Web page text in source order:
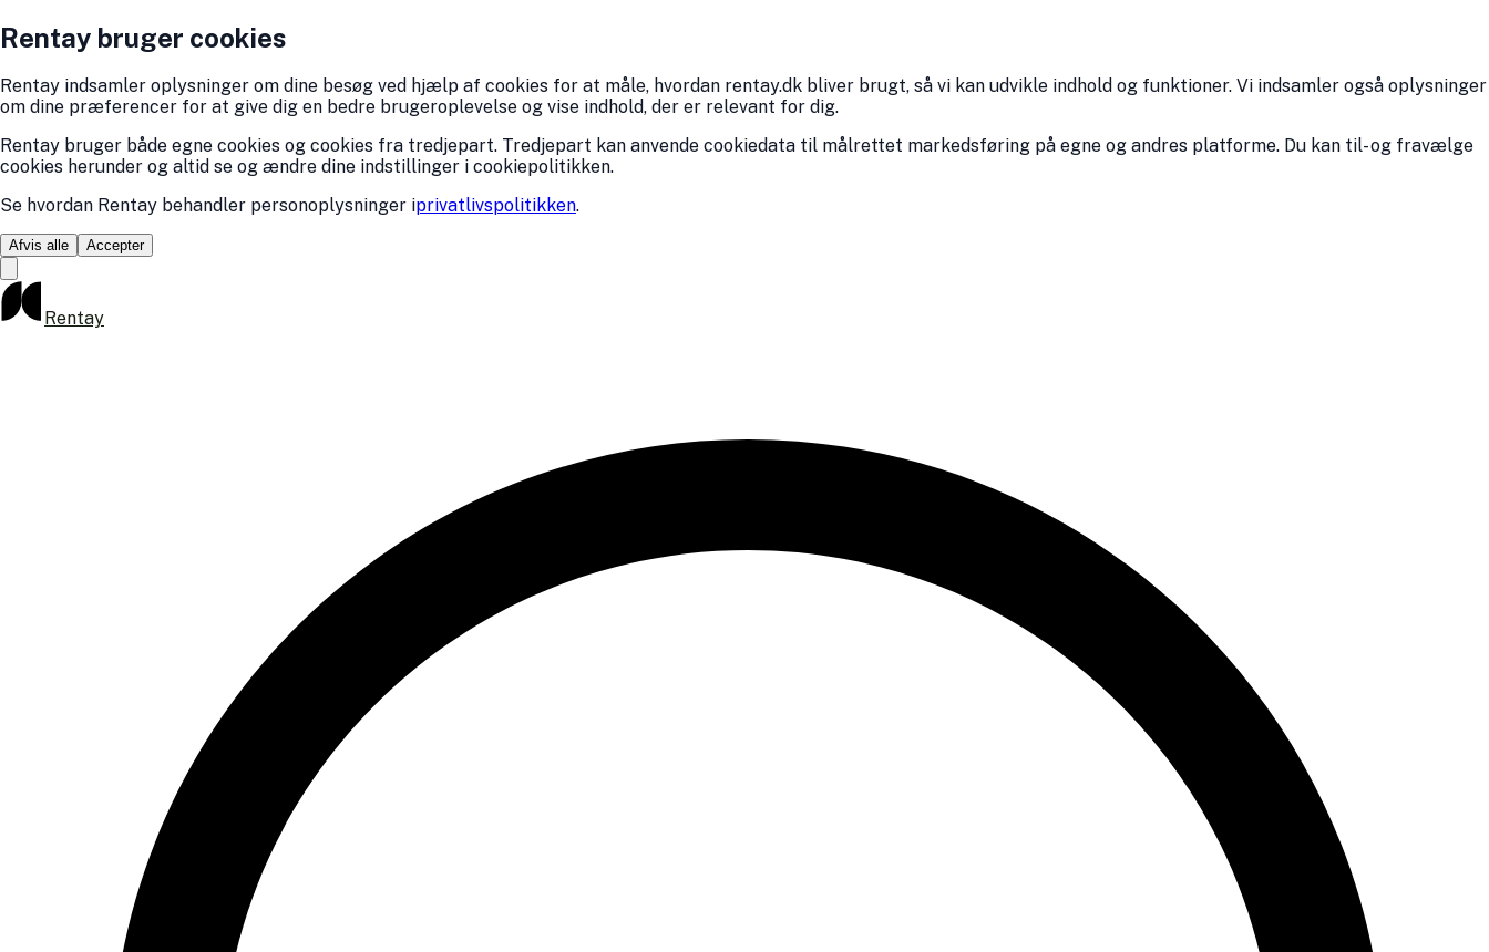
Rentay bruger cookies
Rentay indsamler oplysninger om dine besøg ved hjælp af cookies for at måle, hvordan rentay.dk bliver brugt, så vi kan udvikle indhold og funktioner. Vi indsamler også oplysninger
om dine præferencer for at give dig en bedre brugeroplevelse og vise indhold, der er relevant for dig.
Rentay bruger både egne cookies og cookies fra tredjepart. Tredjepart kan anvende cookiedata til målrettet markedsføring på egne og andres platforme. Du kan til- og fravælge
cookies herunder og altid se og ændre dine indstillinger i cookiepolitikken.
Se hvordan Rentay behandler personoplysninger iprivatlivspolitikken.
Afvis alle Accepter
Rentay